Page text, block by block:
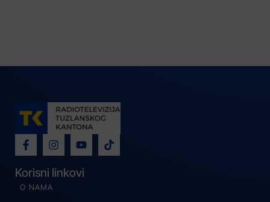
Korisni linkovi
O NAMA